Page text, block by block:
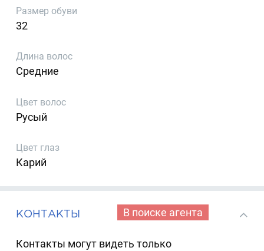
Размер обуви
32
Длина волос
Средние
Цвет волос
Русый
Цвет глаз
Карий
КОНТАКТЫ В поиске агента
Контакты могут видеть только